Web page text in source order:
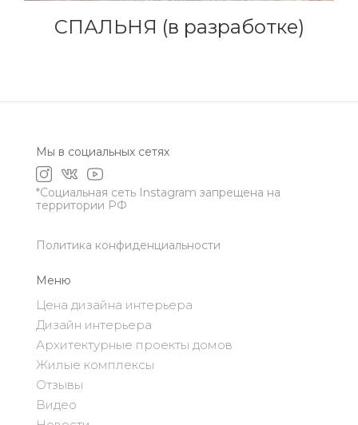
СПАЛЬНЯ (в разработке)
Мы в социальных сетях
*Социальная сеть Instagram запрещена на
территории РФ
Политика конфиденциальности
Меню
Цена дизайна интерьера
Дизайн интерьера
Архитектурные проекты домов
Жилые комплексы
Отзывы
Видео